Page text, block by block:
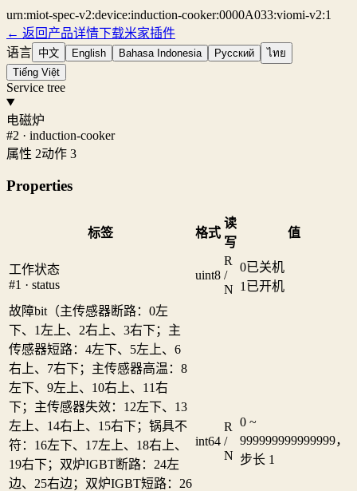
urn:miot-spec-v2:device:induction-cooker:0000A033:viomi-v2:1
← 返回产品详情下载米家插件
语言 中文 English Bahasa Indonesia Русский
ไทย
Tiếng Việt
Service tree
电磁炉
#2 · induction-cooker
属性 2动作 3
Properties
标签 格式
读
写
值
工作状态
#1 · status
uint8
R
/
N
0已关机
1 已开机
故障bit（主传感器断路：0左
下、1左上、2右上、3右下；主
传感器短路：4左下、5左上、6
右上、7右下；主传感器高温：8
左下、9左上、10右上、11右
下；主传感器失效：12左下、13
左上、14右上、15右下；锅具不
符：16左下、17左上、18右上、
19右下；双炉IGBT断路：24左
边、25右边；双炉IGBT短路：26
int64
R
/
N
0 ~
999999999999999，
步长 1